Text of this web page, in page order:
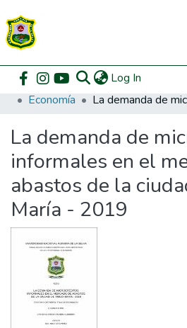
Log In
Communities & Collections
All of DSpace
DSpace Statistics
Home Pregrado
Economía
La demanda de
informales en el
abastos de la
María - 2019